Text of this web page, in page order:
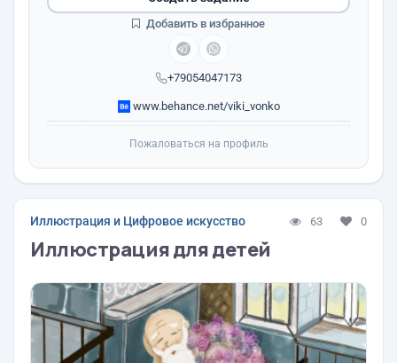
+79054047173
www.behance.net/viki_vonko
Добавить в избранное
Пожаловаться на профиль
Иллюстрация и Цифровое искусство 63 0
Иллюстрация для детей